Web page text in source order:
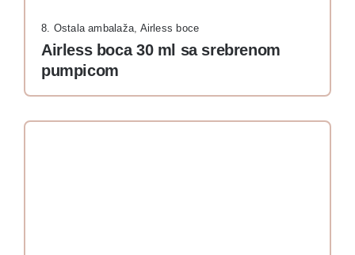
Airless boca 30 ml sa srebrenom
pumpicom
8. Ostala ambalaža, Airless boce